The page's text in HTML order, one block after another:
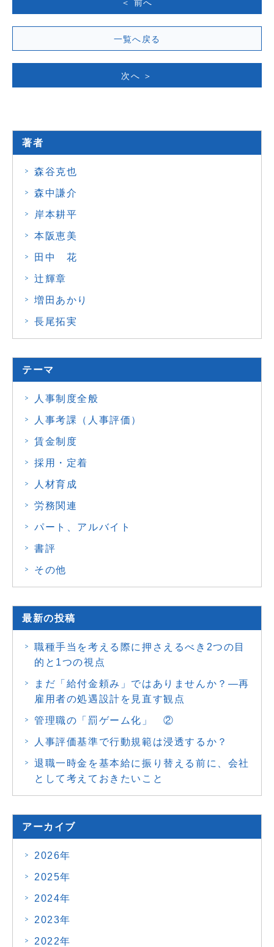
＜ 前へ
一覧へ戻る
次へ ＞
著者
森谷克也
森中謙介
岸本耕平
本阪恵美
田中 花
辻輝章
増田あかり
長尾拓実
テーマ
人事制度全般
人事考課（人事評価）
賃金制度
採用・定着
人材育成
労務関連
パート、アルバイト
書評
その他
最新の投稿
職種手当を考える際に押さえるべき2つの目
的と1つの視点
まだ「給付金頼み」ではありませんか？―再
雇用者の処遇設計を見直す観点
管理職の「罰ゲーム化」 ②
人事評価基準で行動規範は浸透するか？
退職一時金を基本給に振り替える前に、会社
として考えておきたいこと
アーカイブ
2026年
2025年
2024年
2023年
2022年